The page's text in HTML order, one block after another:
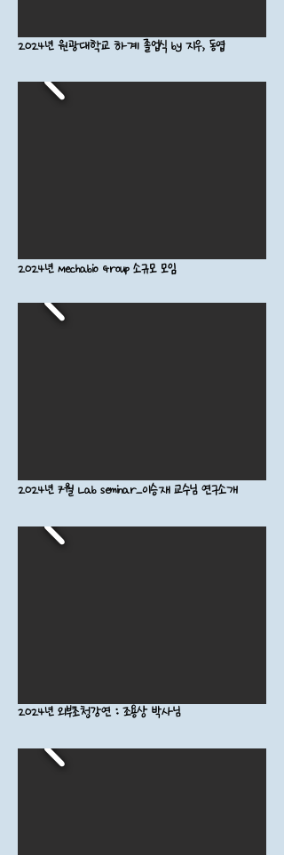
2024년 원광대학교 하계 졸업식 by 지우, 동엽
2024년 Mechabio Group 소규모 모임
2024년 7월 Lab seminar_이승재 교수님 연구소개
2024년 외부초청강연 : 조용상 박사님